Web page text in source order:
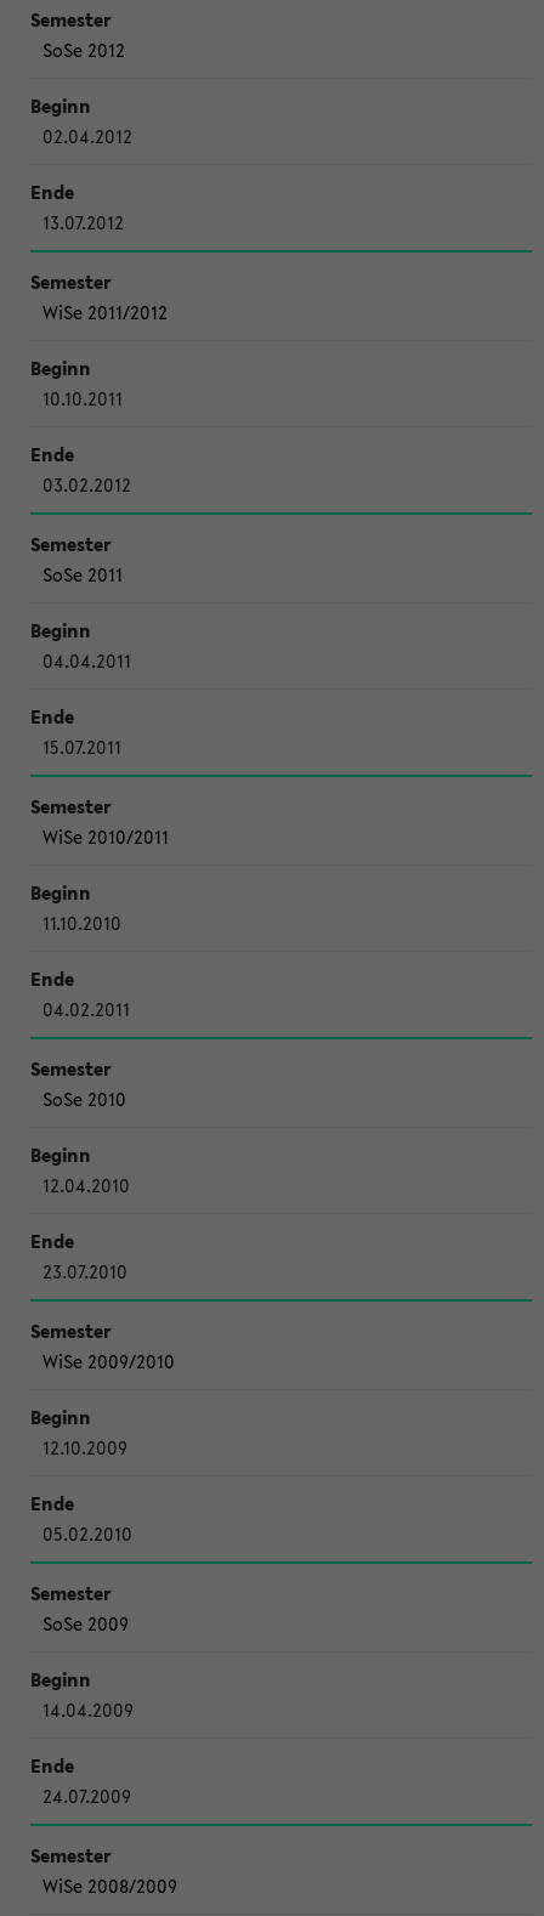
SoSe 2012
02.04.2012
13.07.2012
WiSe 2011/2012
10.10.2011
03.02.2012
SoSe 2011
04.04.2011
15.07.2011
WiSe 2010/2011
11.10.2010
04.02.2011
SoSe 2010
12.04.2010
23.07.2010
WiSe 2009/2010
12.10.2009
05.02.2010
SoSe 2009
14.04.2009
24.07.2009
WiSe 2008/2009